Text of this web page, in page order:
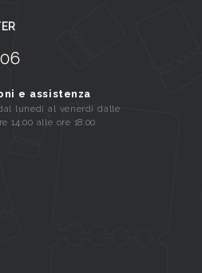
e assistenza
lunedi al venerdi dalle
14:00 alle ore 18:00